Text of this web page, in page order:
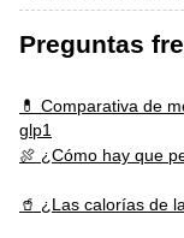
Preguntas
💊 Comparativa de
glp1
🍖 ¿Cómo hay que
🥤 ¿Las calorías de